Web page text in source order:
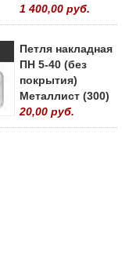
1 400,00 руб.
Петля накладная
ПН 5-40 (без
покрытия)
Металлист (300)
20,00 руб.